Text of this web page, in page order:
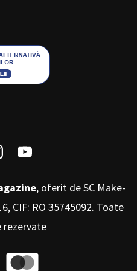
, oferit de SC Make-
CIF: RO 35745092. Toate
rezervate